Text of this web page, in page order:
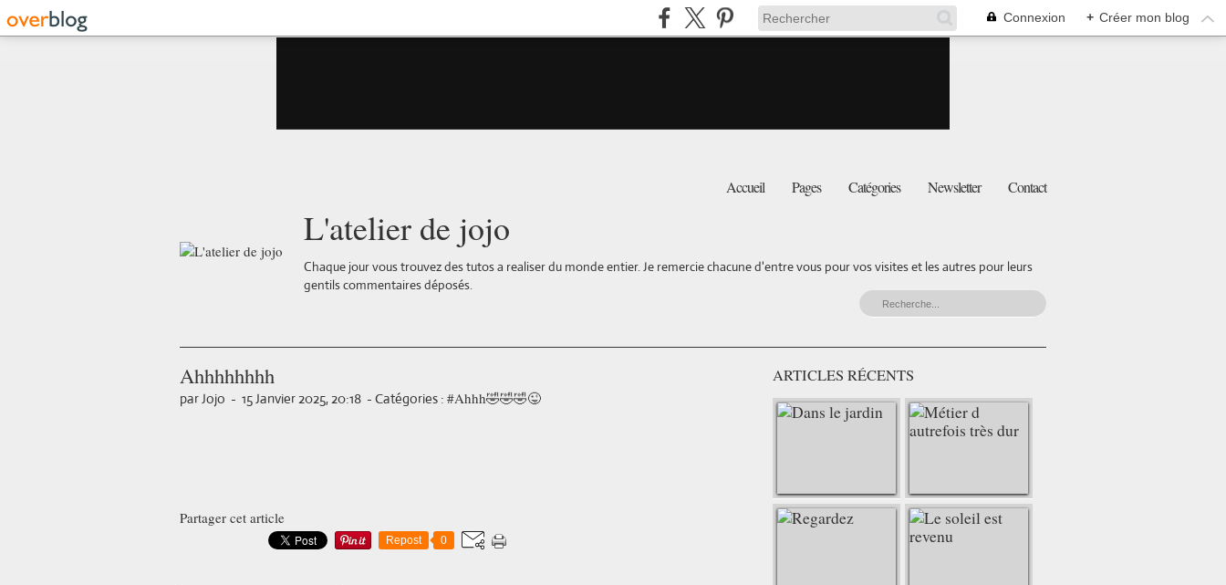
Connexion + Créer mon blog
Accueil Pages Catégories Newsletter Contact
L'atelier de jojo
Chaque jour vous trouvez des tutos a realiser du monde entier. Je remercie chacune d'entre vous pour vos visites et les autres pour leurs
gentils commentaires déposés.
Ahhhhhhhh
par Jojo - 15 Janvier 2025, 20:18 - Catégories : #Ahhh🤣🤣🤣😜
Partager cet article
Repost 0
ARTICLES RÉCENTS